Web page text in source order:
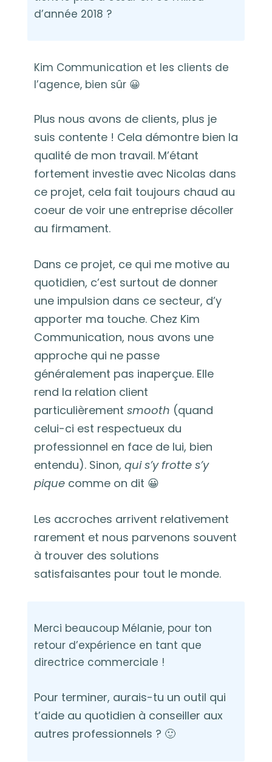
d’année 2018 ?
Kim Communication et les clients de
l’agence, bien sûr 😀
Plus nous avons de clients, plus je
suis contente ! Cela démontre bien la
qualité de mon travail. M’étant
fortement investie avec Nicolas dans
ce projet, cela fait toujours chaud au
coeur de voir une entreprise décoller
au firmament.
Dans ce projet, ce qui me motive au
quotidien, c’est surtout de donner
une impulsion dans ce secteur, d’y
apporter ma touche. Chez Kim
Communication, nous avons une
approche qui ne passe
généralement pas inaperçue. Elle
rend la relation client
particulièrement smooth (quand
celui-ci est respectueux du
professionnel en face de lui, bien
entendu). Sinon, qui s’y frotte s’y
piquecomme on dit 😀
Les accroches arrivent relativement
rarement et nous parvenons souvent
à trouver des solutions
satisfaisantes pour tout le monde.
Merci beaucoup Mélanie, pour ton
retour d’expérience en tant que
directrice commerciale !
Pour terminer, aurais-tu un outil qui
t’aide au quotidien à conseiller aux
autres professionnels ? 🙂